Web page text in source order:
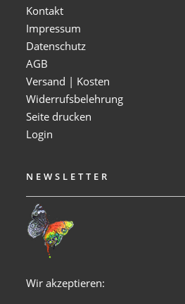
Kontakt
Impressum
Datenschutz
AGB
Versand | Kosten
Widerrufsbelehrung
Seite drucken
Login
NEWSLETTER
Wir akzeptieren: